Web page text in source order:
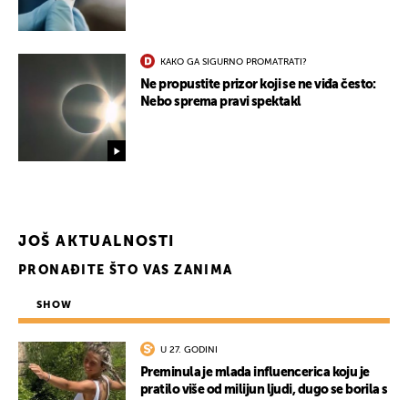
KAKO GA SIGURNO PROMATRATI?
Ne propustite prizor koji se ne viđa često:
Nebo sprema pravi spektakl
JOŠ AKTUALNOSTI
PRONAĐITE ŠTO VAS ZANIMA
SHOW
U 27. GODINI
Preminula je mlada influencerica koju je
pratilo više od milijun ljudi, dugo se borila s